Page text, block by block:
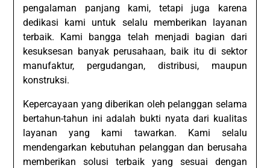
pengalaman panjang kami, tetapi juga karena
dedikasi kami untuk selalu memberikan layanan
terbaik. Kami bangga telah menjadi bagian dari
kesuksesan banyak perusahaan, baik itu di sektor
manufaktur, pergudangan, distribusi, maupun
konstruksi.
Kepercayaan yang diberikan oleh pelanggan selama
bertahun-tahun ini adalah bukti nyata dari kualitas
layanan yang kami tawarkan. Kami selalu
mendengarkan kebutuhan pelanggan dan berusaha
memberikan solusi terbaik yang sesuai dengan